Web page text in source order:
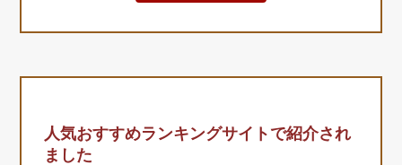
人気おすすめランキングサイトで紹介され
ました